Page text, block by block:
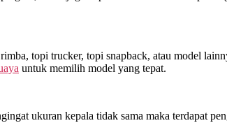
topi trucker, topi snapback, atau model
untuk memilih model yang tepat.
ukuran kepala tidak sama maka terdapat